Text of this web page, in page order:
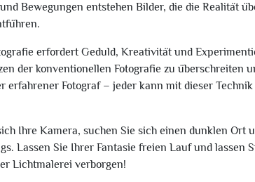
Bewegungen entstehen Bilder, die die Realität
erfordert Geduld, Kreativität und
der konventionellen Fotografie zu überschreiten
erfahrener Fotograf – jeder kann mit dieser
Ihre Kamera, suchen Sie sich einen dunklen Ort
Lassen Sie Ihrer Fantasie freien Lauf und lassen
Lichtmalerei verborgen!